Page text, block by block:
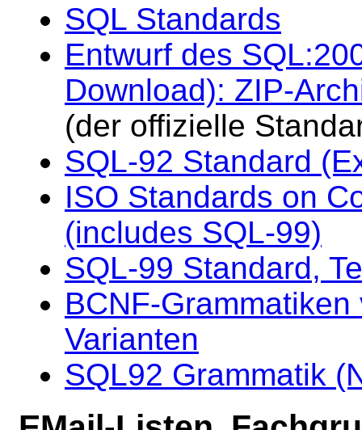
SQL Standards
Entwurf des
Download): ZIP-
(der offizielle
SQL-92 Standard
ISO Standards on
(includes SQL-99)
SQL-99 Standard,
BCNF-
Varianten
SQL92 Grammatik